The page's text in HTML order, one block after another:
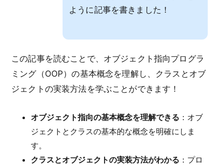
ように記事を書きました！
この記事を読むことで、オブジェクト指向プログラ
ミング（OOP）の基本概念を理解し、クラスとオブ
ジェクトの実装方法を学ぶことができます！
オブジェクト指向の基本概念を理解できる ：オブ
ジェクトとクラスの基本的な概念を明確にしま
す。
クラスとオブジェクトの実装方法がわかる ：プロ